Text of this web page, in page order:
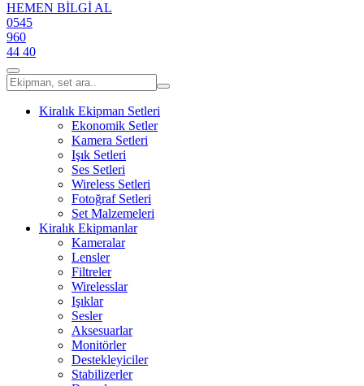
HEMEN BİLGİ AL
0545
960
44 40
Kiralık Ekipman Setleri
Ekonomik Setler
Kamera Setleri
Işık Setleri
Ses Setleri
Wireless Setleri
Fotoğraf Setleri
Set Malzemeleri
Kiralık Ekipmanlar
Kameralar
Lensler
Filtreler
Wirelesslar
Işıklar
Sesler
Aksesuarlar
Monitörler
Destekleyiciler
Stabilizerler